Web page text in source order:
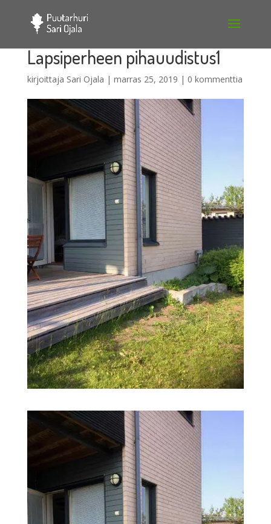
Lapsiperheen pihauudistus1
kirjoittaja Sari Ojala | marras 25, 2019 | 0 kommenttia